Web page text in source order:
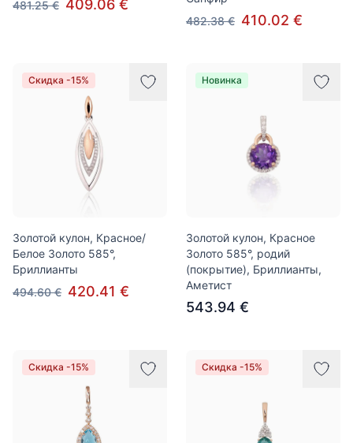
481.25 € 409.06 €
482.38 € 410.02 €
Скидка -15%
Золотой кулон, Красное/
Белое Золото 585°,
Бриллианты
494.60 € 420.41 €
Новинка
Золотой кулон, Красное
Золото 585°, родий
(покрытие), Бриллианты,
Аметист
543.94 €
Скидка -15% Скидка -15%